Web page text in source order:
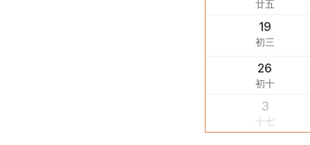
廿五
19
初三
26
初十
3
十七